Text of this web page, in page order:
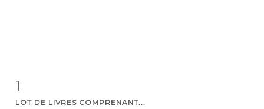
1
LOT DE LIVRES COMPRENANT...